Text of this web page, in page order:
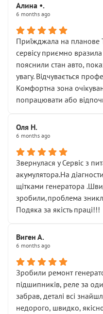
Алина •.
6 months ago
Приїжджала на планове
сервісу приємно
пояснили стан авто,
увагу. Відчувається
Комфортна зона
попрацювати або
Оля Н.
6 months ago
Звернулася у Сервіс з
акумулятора.На
щітками генератора
зробили,проблема
Подяка за якість праці!!!
Виген А.
6 months ago
Зробили ремонт
підшипників, реле за
забрав, деталі всі
недорого, швидко,